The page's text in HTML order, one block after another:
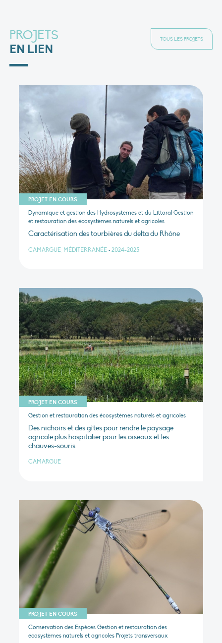
PROJETS
EN LIEN
TOUS LES PROJETS
PROJET EN COURS
Dynamique et gestion des Hydrosystèmes et du Littoral Gestion
et restauration des écosystèmes naturels et agricoles
Caractérisation des tourbières du delta du Rhône
CAMARGUE, MÉDITERRANÉE • 2024-2025
PROJET EN COURS
Gestion et restauration des écosystèmes naturels et agricoles
Des nichoirs et des gîtes pour rendre le paysage
agricole plus hospitalier pour les oiseaux et les
chauves-souris
CAMARGUE
PROJET EN COURS
Conservation des Espèces Gestion et restauration des
écosystèmes naturels et agricoles Projets transversaux